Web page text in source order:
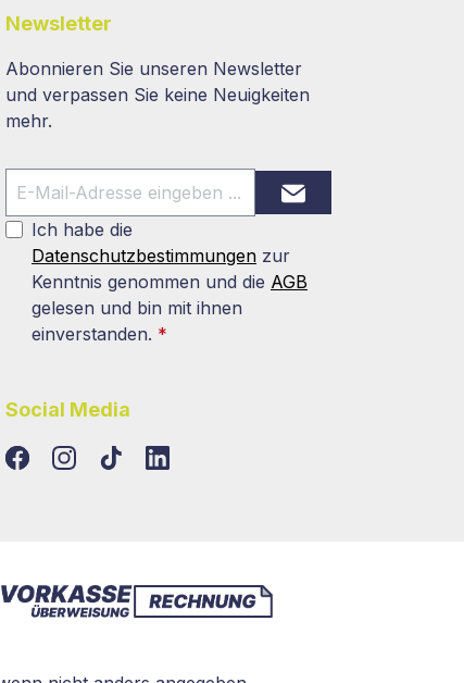
Newsletter
Abonnieren Sie unseren Newsletter
und verpassen Sie keine Neuigkeiten
mehr.
Ich habe die
Datenschutzbestimmungen zur
Kenntnis genommen und die AGB
gelesen und bin mit ihnen
einverstanden. *
Social Media
TikTokLinkedIn